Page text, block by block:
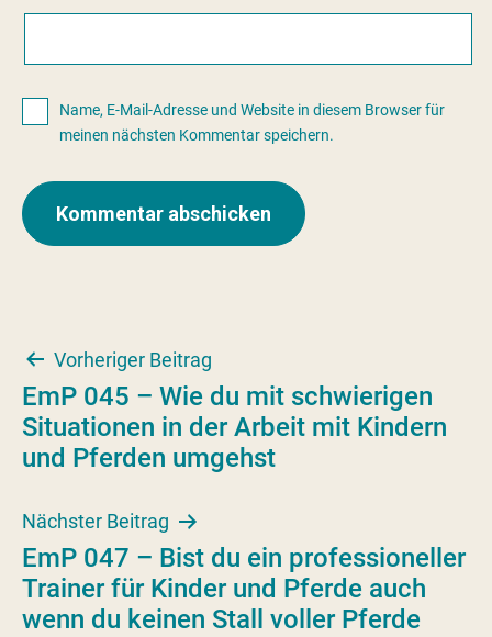
Name, E-Mail-Adresse und Website in diesem Browser für
meinen nächsten Kommentar speichern.
Beitragsnavigation
Vorheriger Beitrag
EmP 045 – Wie du mit schwierigen
Situationen in der Arbeit mit Kindern
und Pferden umgehst
Nächster Beitrag
EmP 047 – Bist du ein professioneller
Trainer für Kinder und Pferde auch
wenn du keinen Stall voller Pferde